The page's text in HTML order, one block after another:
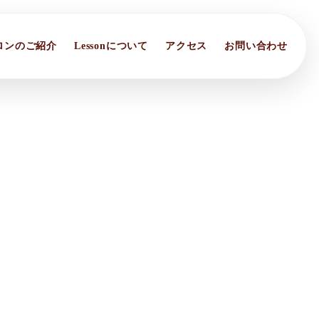
ンのご紹介 Lessonについて アクセス お問い合わせ